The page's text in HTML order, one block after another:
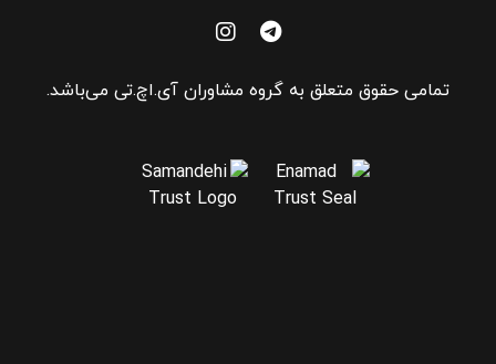
تمامی حقوق متعلق به گروه مشاوران آی.اچ.تی می‌باشد.